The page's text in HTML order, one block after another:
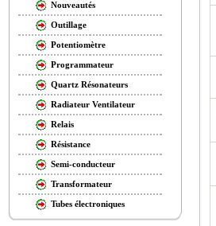
Nouveautés
Outillage
Potentiomètre
Programmateur
Quartz Résonateurs
Radiateur Ventilateur
Relais
Résistance
Semi-conducteur
Transformateur
Tubes électroniques